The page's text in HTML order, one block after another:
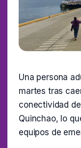
Una persona
martes tras
conectividad
Quinchao, lo
equipos de